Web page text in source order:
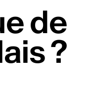
de
?